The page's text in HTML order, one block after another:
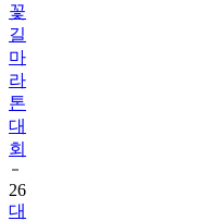
꽃
길
마
라
톤
대
회
26
대